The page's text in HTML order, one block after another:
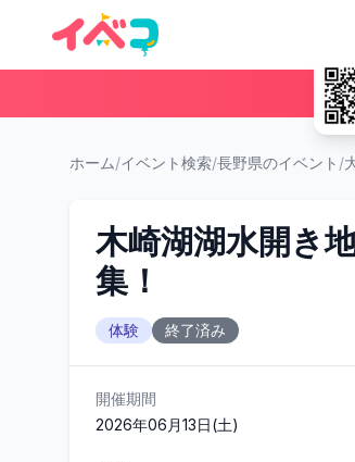
ホーム/イベント検索/長野県のイベント /
木崎湖湖水開き
集！
体験 終了済み
開催期間
2026年06月13日(土)